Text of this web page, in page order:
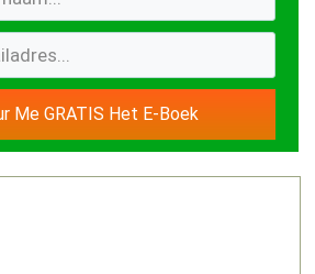
Me GRATIS Het E-Boek